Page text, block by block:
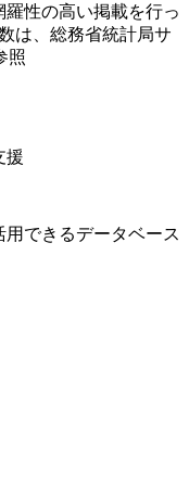
羅性の高い掲載を行っ
は、総務省統計局サ
照
援
できるデータベース